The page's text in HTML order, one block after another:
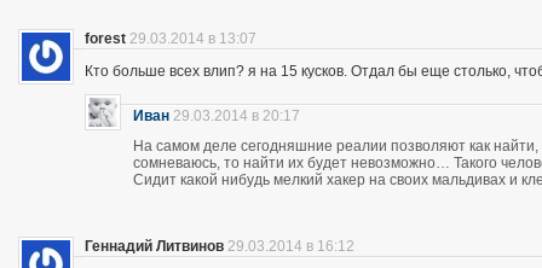
forest 29.03.2014 в 13:07
Кто больше всех влип? я на 15 кусков. Отдал бы еще столько,
Иван 29.03.2014 в 20:17
На самом деле сегодняшние реалии позволяют как
сомневаюсь, то найти их будет невозможно… Такого
Сидит какой нибудь мелкий хакер на своих мальдивах и
Геннадий Литвинов 29.03.2014 в 16:12